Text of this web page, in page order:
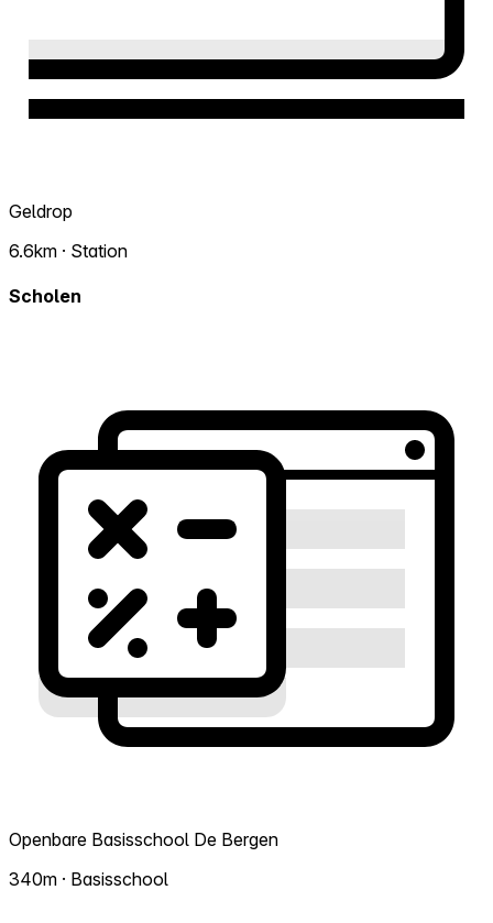
Geldrop
6.6km · Station
Scholen
Openbare Basisschool De Bergen
340m · Basisschool